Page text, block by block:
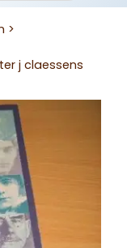
>
j claessens